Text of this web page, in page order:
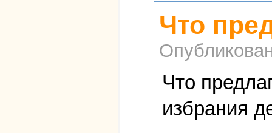
Что
Что
избрания